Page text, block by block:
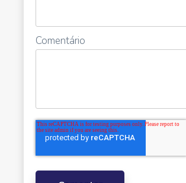
Comentário